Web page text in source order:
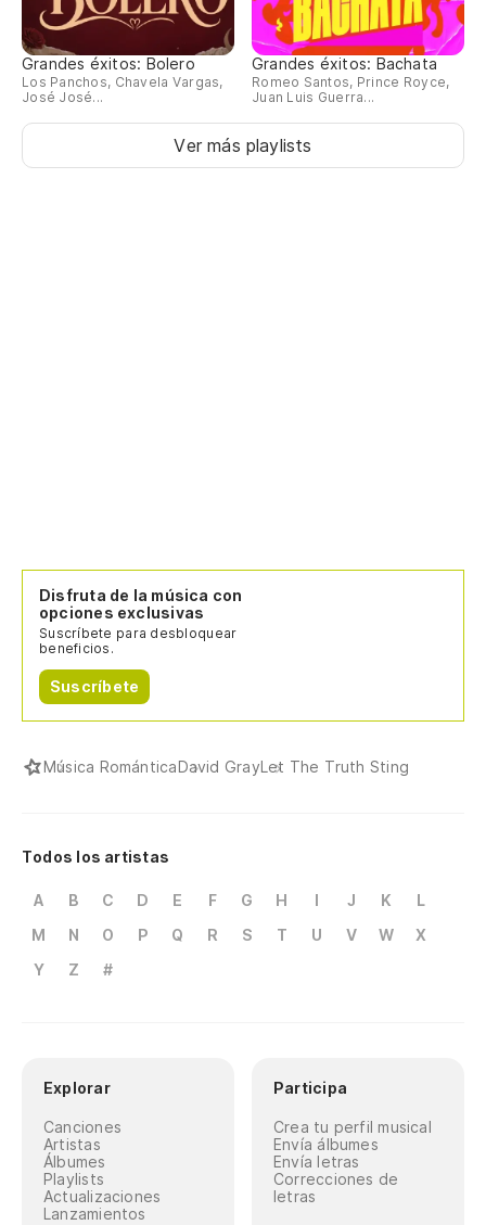
Grandes éxitos: Bolero
Los Panchos, Chavela Vargas,
José José...
Grandes éxitos: Bachata
Romeo Santos, Prince Royce,
Juan Luis Guerra...
Ver más playlists
Disfruta de la música con
opciones exclusivas
Suscríbete para desbloquear
beneficios.
Suscríbete
Música RománticaDavid GrayLet The Truth Sting
Todos los artistas
A B C D E F G H I J K
L
M
N O P Q R S T U V W
X
Y
Z #
Explorar
Canciones
Artistas
Álbumes
Playlists
Actualizaciones
Lanzamientos
Participa
Crea tu perfil musical
Envía álbumes
Envía letras
Correcciones de
letras